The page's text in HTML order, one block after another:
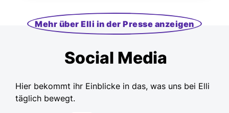
Mehr über Elli in der Presse anzeigen
Social Media
Hier bekommt ihr Einblicke in das, was uns bei Elli
täglich bewegt.